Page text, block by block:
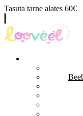
Tasuta tarne alates 60€